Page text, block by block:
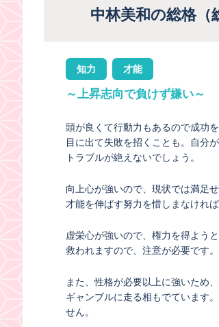
中林美和の総格（
知力 才能
～上昇志向で負けず嫌い～
頭が良くて行動力もあるので成功
目に出て失敗を招くことも。自分
トラブルが絶えないでしょう。
向上心が強いので、現状では満足
才能を伸ばす努力を惜しまなけれ
虚栄心が強いので、権力を得よう
救われますので、注意が必要です。
また、性格が必要以上に強いため
ギャンブルに走る相もでています
せん。